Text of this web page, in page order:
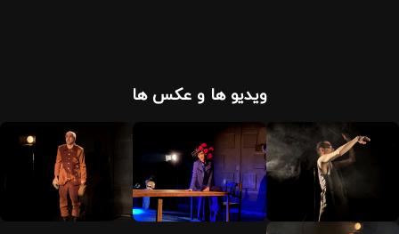
ویدیو ها و عکس ها